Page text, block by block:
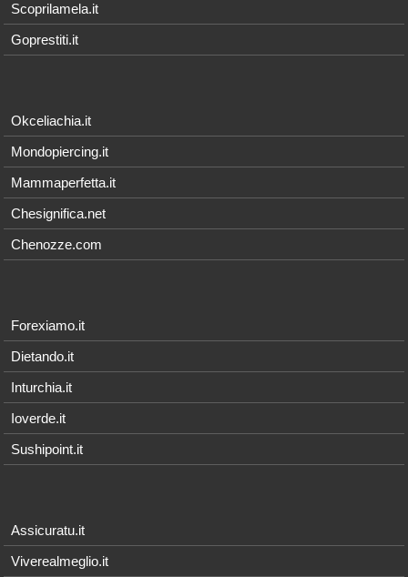
Scoprilamela.it
Goprestiti.it
Okceliachia.it
Mondopiercing.it
Mammaperfetta.it
Chesignifica.net
Chenozze.com
Forexiamo.it
Dietando.it
Inturchia.it
Ioverde.it
Sushipoint.it
Assicuratu.it
Viverealmeglio.it